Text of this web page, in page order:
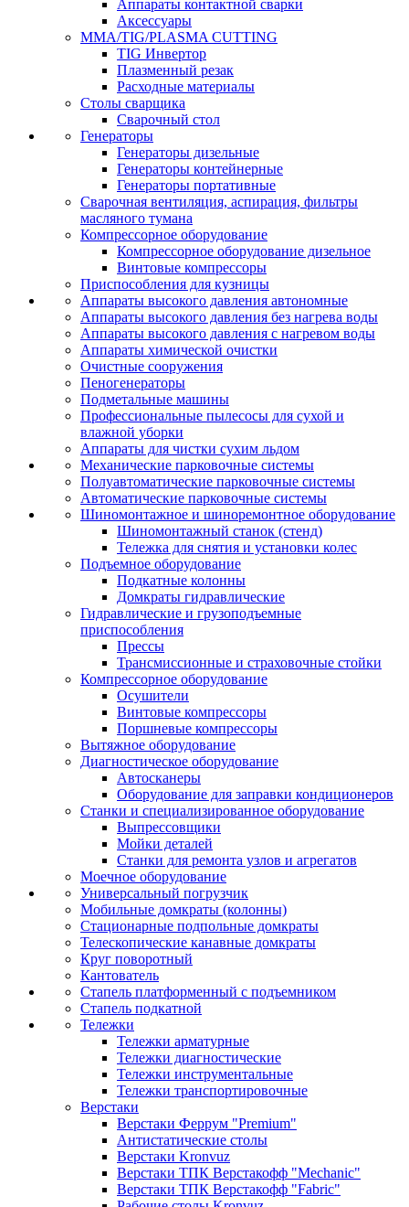
Аппараты контактной сварки
Аксессуары
MMA/TIG/PLASMA CUTTING
TIG Инвертор
Плазменный резак
Расходные материалы
Столы сварщика
Сварочный стол
Генераторы
Генераторы дизельные
Генераторы контейнерные
Генераторы портативные
Сварочная вентиляция, аспирация, фильтры
масляного тумана
Компрессорное оборудование
Компрессорное оборудование дизельное
Винтовые компрессоры
Приспособления для кузницы
Аппараты высокого давления автономные
Аппараты высокого давления без нагрева воды
Аппараты высокого давления с нагревом воды
Аппараты химической очистки
Очистные сооружения
Пеногенераторы
Подметальные машины
Профессиональные пылесосы для сухой и
влажной уборки
Аппараты для чистки сухим льдом
Механические парковочные системы
Полуавтоматические парковочные системы
Автоматические парковочные системы
Шиномонтажное и шиноремонтное оборудование
Шиномонтажный станок (стенд)
Тележка для снятия и установки колес
Подъемное оборудование
Подкатные колонны
Домкраты гидравлические
Гидравлические и грузоподъемные
приспособления
Прессы
Трансмиссионные и страховочные стойки
Компрессорное оборудование
Осушители
Винтовые компрессоры
Поршневые компрессоры
Вытяжное оборудование
Диагностическое оборудование
Автосканеры
Оборудование для заправки кондиционеров
Станки и специализированное оборудование
Выпрессовщики
Мойки деталей
Станки для ремонта узлов и агрегатов
Моечное оборудование
Универсальный погрузчик
Мобильные домкраты (колонны)
Стационарные подпольные домкраты
Телескопические канавные домкраты
Круг поворотный
Кантователь
Стапель платформенный с подъемником
Стапель подкатной
Тележки
Тележки арматурные
Тележки диагностические
Тележки инструментальные
Тележки транспортировочные
Верстаки
Верстаки Феррум "Premium"
Антистатические столы
Верстаки Kronvuz
Верстаки ТПК Верстакофф "Mechanic"
Верстаки ТПК Верстакофф "Fabric"